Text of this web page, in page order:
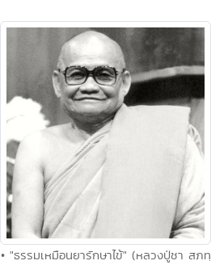
• "ธรรมเหมือนยารักษาไข้" (หลวงปู่ชา สภทฺ